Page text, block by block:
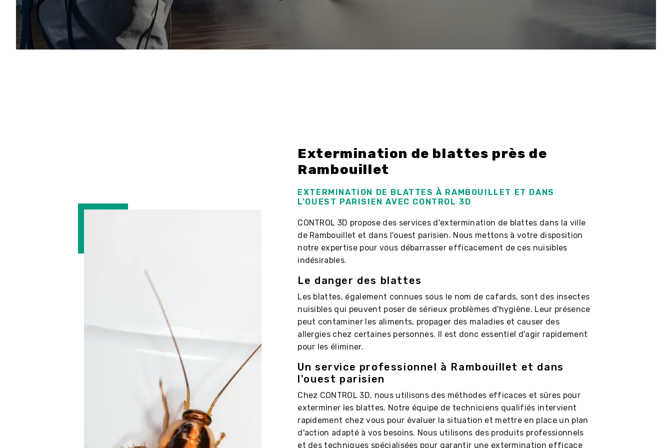
Extermination de blattes près de
Rambouillet
EXTERMINATION DE BLATTES À RAMBOUILLET ET DANS
L'OUEST PARISIEN AVEC CONTROL 3D
CONTROL 3D propose des services d'extermination de blattes dans la ville
de Rambouillet et dans l'ouest parisien. Nous mettons à votre disposition
notre expertise pour vous débarrasser efficacement de ces nuisibles
indésirables.
Le danger des blattes
Les blattes, également connues sous le nom de cafards, sont des insectes
nuisibles qui peuvent poser de sérieux problèmes d'hygiène. Leur présence
peut contaminer les aliments, propager des maladies et causer des
allergies chez certaines personnes. Il est donc essentiel d'agir rapidement
pour les éliminer.
Un service professionnel à Rambouillet et dans
l'ouest parisien
Chez CONTROL 3D, nous utilisons des méthodes efficaces et sûres pour
exterminer les blattes. Notre équipe de techniciens qualifiés intervient
rapidement chez vous pour évaluer la situation et mettre en place un plan
d'action adapté à vos besoins. Nous utilisons des produits professionnels
et des techniques spécialisées pour garantir une extermination efficace